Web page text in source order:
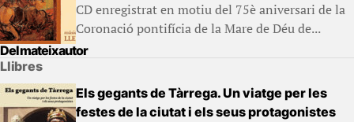
CD enregistrat en motiu del 75è aniversari de la
Coronació pontifícia de la Mare de Déu de...
Del mateix autor
Llibres
Els gegants de Tàrrega. Un viatge per les
festes de la ciutat i els seus protagonistes